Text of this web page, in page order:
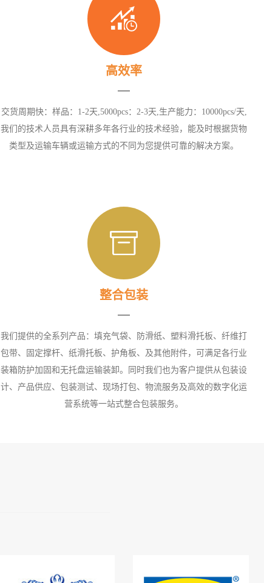
高效率
交货周期快：样品：1-2天,5000pcs：2-3天,生产能力：10000pcs/天,
我们的技术人员具有深耕多年各行业的技术经验，能及时根据货物
类型及运输车辆或运输方式的不同为您提供可靠的解决方案。
整合包装
我们提供的全系列产品：填充气袋、防滑纸、塑料滑托板、纤维打
包带、固定撑杆、纸滑托板、护角板、及其他附件，可满足各行业
装箱防护加固和无托盘运输装卸。同时我们也为客户提供从包装设
计、产品供应、包装测试、现场打包、物流服务及高效的数字化运
营系统等一站式整合包装服务。